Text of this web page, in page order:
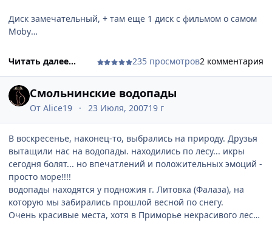
Диск замечательный, + там еще 1 диск с фильмом о самом
Moby
хотя у них продавался тоже лицензионный диск без всяких
бонусов за 500 руб.
Читать далее... 235 просмотров2 комментария
Смольнинские водопады
От Alice19 23 Июля, 200719 г
В воскресенье, наконец-то, выбрались на природу. Друзья
вытащили нас на водопады. находились по лесу... икры
сегодня болят... но впечатлений и положительных эмоций -
просто море!!!!
водопады находятся у подножия г. Литовка (Фалаза), на
которую мы забирались прошлой весной по снегу.
Очень красивые места, хотя в Приморье некрасивого леса -